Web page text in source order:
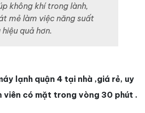
không khí trong lành,
mẻ làm việc năng suất
hiệu quả hơn.
lạnh quận 4 tại nhà ,giá rẻ, uy
viên có mặt trong vòng 30 phút .